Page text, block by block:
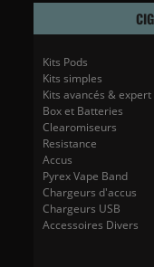
Kits Pods
Kits simples
Kits avancés & expert
Box et Batteries
Clearomiseurs
Resistance
Accus
Pyrex Vape Band
Chargeurs d'accus
Chargeurs USB
Accessoires Divers